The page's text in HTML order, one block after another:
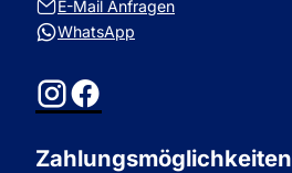
E-Mail Anfragen
WhatsApp
InstagramFacebook
Zahlungsmöglichkeiten